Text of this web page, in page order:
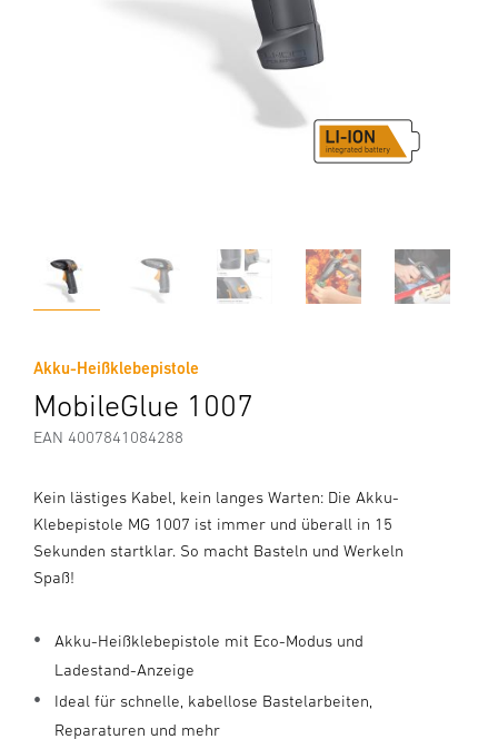
Akku-Heißklebepistole
MobileGlue 1007
EAN 4007841084288
Kein lästiges Kabel, kein langes Warten: Die Akku-
Klebepistole MG 1007 ist immer und überall in 15
Sekunden startklar. So macht Basteln und Werkeln
Spaß!
Akku-Heißklebepistole mit Eco-Modus und
Ladestand-Anzeige
Ideal für schnelle, kabellose Bastelarbeiten,
Reparaturen und mehr